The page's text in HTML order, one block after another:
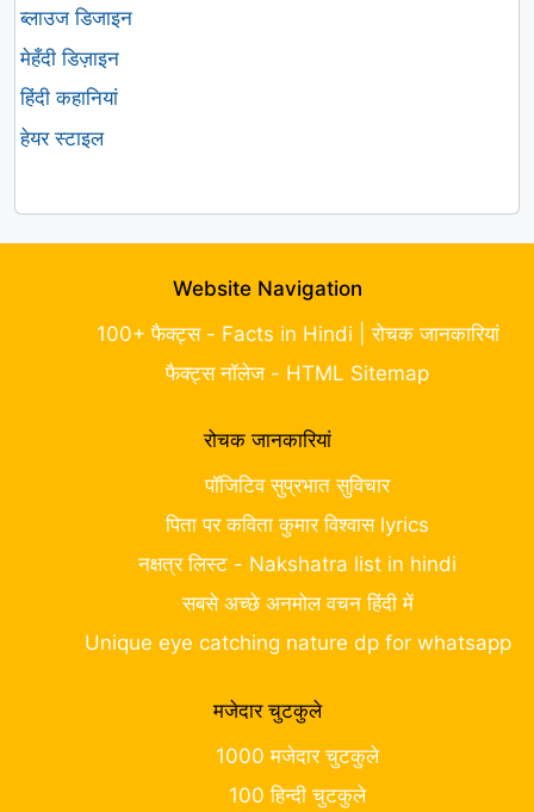
ब्लाउज डिजाइन
मेहँदी डिज़ाइन
हिंदी कहानियां
हेयर स्टाइल
Website Navigation
100+ फैक्ट्स - Facts in Hindi | रोचक जानकारियां
फैक्ट्स नॉलेज - HTML Sitemap
रोचक जानकारियां
पॉजिटिव सुप्रभात सुविचार
पिता पर कविता कुमार विश्वास lyrics
नक्षत्र लिस्ट - Nakshatra list in hindi
सबसे अच्छे अनमोल वचन हिंदी में
Unique eye catching nature dp for whatsapp
मजेदार चुटकुले
1000 मजेदार चुटकुले
100 हिन्दी चुटकुले